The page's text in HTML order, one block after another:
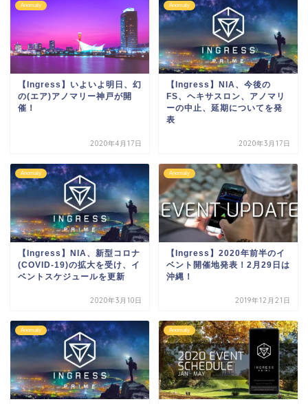
Anomaly
【Ingress】いよいよ明日、幻
の(エア)アノマリー神戸が開
催！
2020年4月17日
Anomaly
【Ingress】NIA、今後の
FS、ヘキサスロン、アノマリ
ーの中止、延期についてを発
表
2020年3月17日
Anomaly
【Ingress】NIA、新型コロナ
(COVID-19)の拡大を受け、イ
ベントスケジュールを更新
2020年3月10日
Anomaly
【Ingress】2020年前半のイ
ベント開催地発表！2月29日は
沖縄！
2019年12月21日
Anomaly Anomaly